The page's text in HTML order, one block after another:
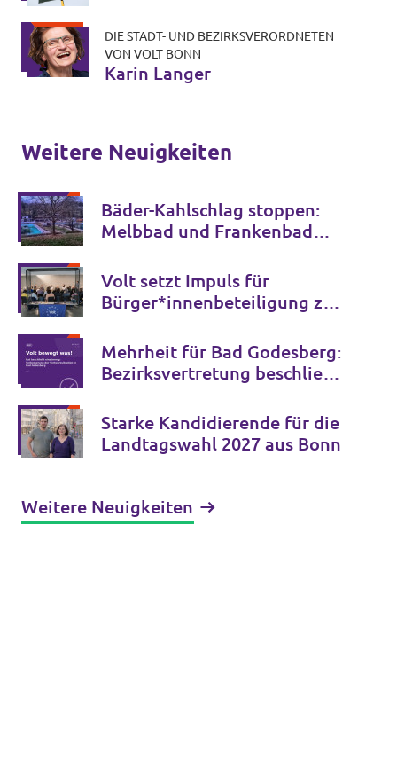
DIE STADT- UND BEZIRKSVERORDNETEN
VON VOLT BONN
Karin Langer
Weitere Neuigkeiten
Bäder-Kahlschlag stoppen:
Melbbad und Frankenbad
Volt setzt Impuls für
Bürger*innenbeteiligung zur
Mehrheit für Bad Godesberg:
Bezirksvertretung beschließt
Starke Kandidierende für die
Landtagswahl 2027 aus Bonn
Weitere Neuigkeiten